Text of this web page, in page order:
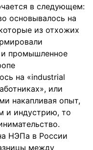
в следующем:
основывалось на
из отхожих
промышленное
на «industrial
или
накапливая опыт,
и индустрию, то
НЭПа в России
между